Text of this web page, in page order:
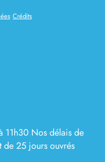
Crédits
11h30 Nos délais de
de 25 jours ouvrés